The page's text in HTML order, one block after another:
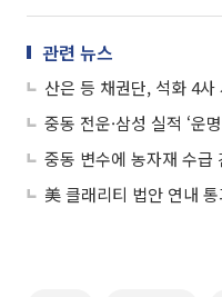
관련 뉴스
중동 전운·삼성 실적 ‘운